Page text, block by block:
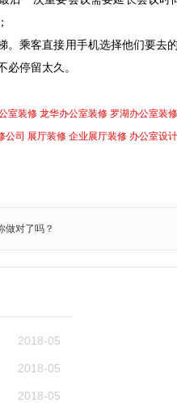
。乘客直接用手机选择他们要去
必停留太久。
室装修 龙华办公室装修 罗湖办公室装修
公司 展厅装修 企业展厅装修 办公室设计
做对了吗？
2018-05
2018-05
2018-05